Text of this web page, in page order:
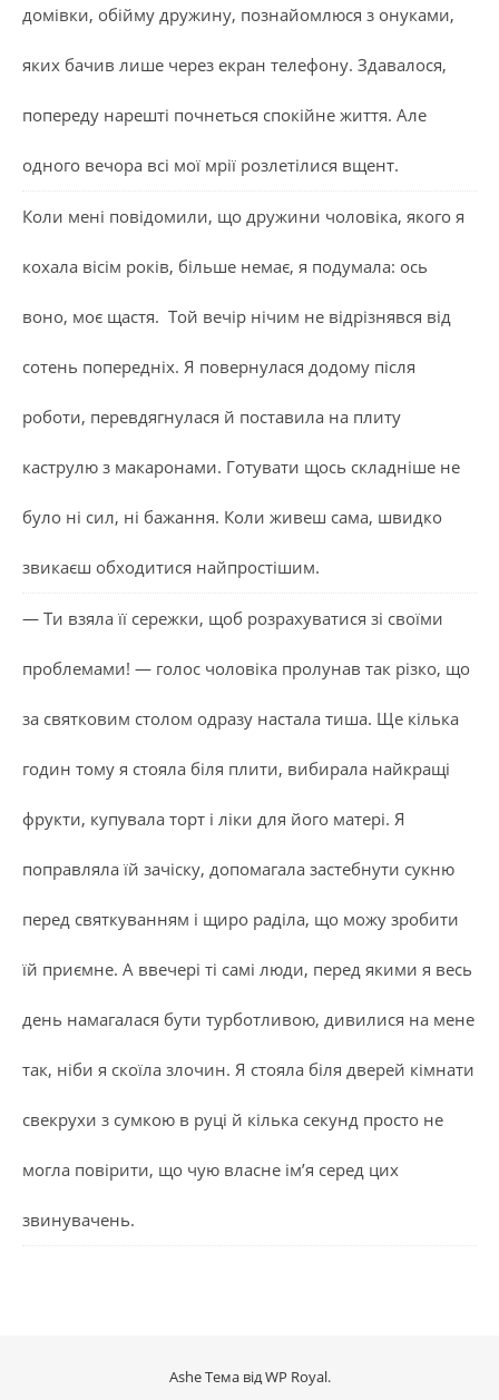
домівки, обійму дружину, познайомлюся з онуками,
яких бачив лише через екран телефону. Здавалося,
попереду нарешті почнеться спокійне життя. Але
одного вечора всі мої мрії розлетілися вщент.
Коли мені повідомили, що дружини чоловіка, якого я
кохала вісім років, більше немає, я подумала: ось
воно, моє щастя. Той вечір нічим не відрізнявся від
сотень попередніх. Я повернулася додому після
роботи, перевдягнулася й поставила на плиту
каструлю з макаронами. Готувати щось складніше не
було ні сил, ні бажання. Коли живеш сама, швидко
звикаєш обходитися найпростішим.
— Ти взяла її сережки, щоб розрахуватися зі своїми
проблемами! — голос чоловіка пролунав так різко, що
за святковим столом одразу настала тиша. Ще кілька
годин тому я стояла біля плити, вибирала найкращі
фрукти, купувала торт і ліки для його матері. Я
поправляла їй зачіску, допомагала застебнути сукню
перед святкуванням і щиро раділа, що можу зробити
їй приємне. А ввечері ті самі люди, перед якими я весь
день намагалася бути турботливою, дивилися на мене
так, ніби я скоїла злочин. Я стояла біля дверей кімнати
свекрухи з сумкою в руці й кілька секунд просто не
могла повірити, що чую власне ім’я серед цих
звинувачень.
Ashe Тема відWP Royal.